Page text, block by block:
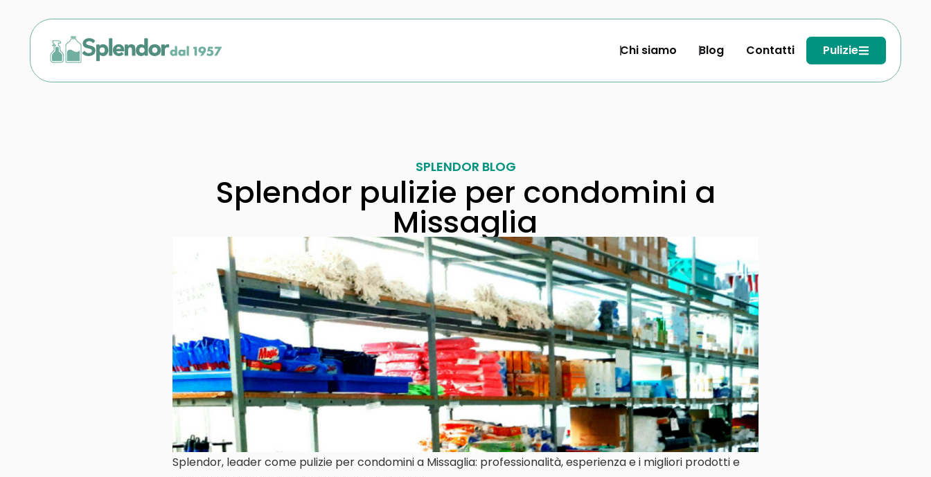
Chi siamo Blog Contatti Pulizie
SPLENDOR BLOG
Splendor pulizie per condomini a
Missaglia
Splendor, leader come pulizie per condomini a Missaglia: professionalità, esperienza e i migliori prodotti e